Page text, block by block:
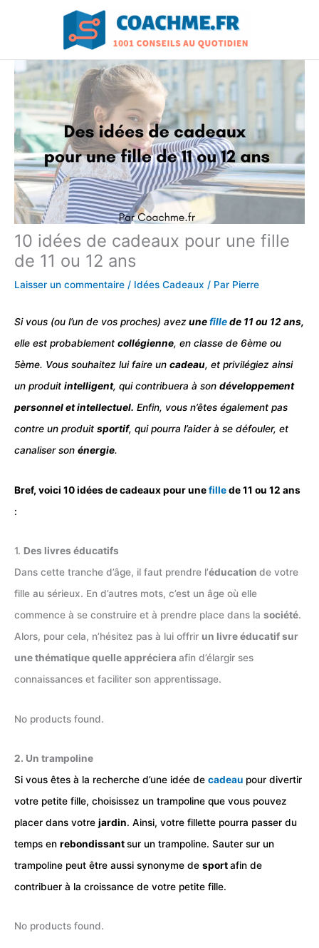
10 idées de cadeaux pour une fille
de 11 ou 12 ans
Laisser un commentaire / Idées Cadeaux / Par Pierre
Si vous (ou l’un de vos proches) avezunefillede 11 ou 12 ans,
elle est probablement collégienne, en classe de 6ème ou
5ème. Vous souhaitez lui faire un cadeau, et privilégiez ainsi
un produit intelligent, qui contribuera à son développement
personnel et intellectuel. Enfin, vous n’êtes également pas
contre un produit sportif, qui pourra l’aider à se défouler, et
canaliser son énergie.
Bref, voici 10 idées de cadeaux pour unefillede 11 ou 12 ans
:
1. Des livres éducatifs
Dans cette tranche d’âge, il faut prendre l’éducation de votre
fille au sérieux. En d’autres mots, c’est un âge où elle
commence à se construire et à prendre place dans la société.
Alors, pour cela, n’hésitez pas à lui offrir un livre éducatif sur
une thématique quelle appréciera afin d’élargir ses
connaissances et faciliter son apprentissage.
No products found.
2. Un trampoline
Si vous êtes à la recherche d’une idée de cadeau pour divertir
votre petite fille, choisissez un trampoline que vous pouvez
placer dans votre jardin. Ainsi, votre fillette pourra passer du
temps en rebondissantsur un trampoline. Sauter sur un
trampoline peut être aussi synonyme de sportafin de
contribuer à la croissance de votre petite fille.
No products found.